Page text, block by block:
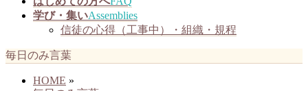
学び・集いAssemblies
信徒の心得（工事中）・組織・規程
毎日のみ言葉
HOME »